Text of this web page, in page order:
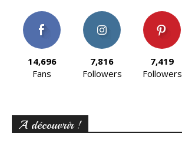
14,696
Fans
7,816
Followers
7,419
Followers
A découvrir !